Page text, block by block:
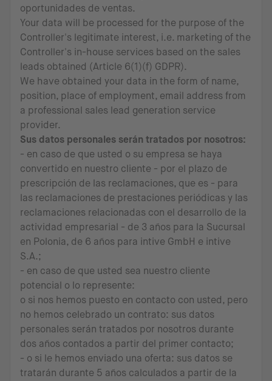
oportunidades de ventas.
Your data will be processed for the purpose of the
Controller's legitimate interest, i.e. marketing of the
Controller's in-house services based on the sales
leads obtained (Article 6(1)(f) GDPR).
We have obtained your data in the form of name,
position, place of employment, email address from
a professional sales lead generation service
provider.
Sus datos personales serán tratados por nosotros:
- en caso de que usted o su empresa se haya
convertido en nuestro cliente - por el plazo de
prescripción de las reclamaciones, que es - para
las reclamaciones de prestaciones periódicas y las
reclamaciones relacionadas con el desarrollo de la
actividad empresarial - de 3 años para la Sucursal
en Polonia, de 6 años para intive GmbH e intive
S.A.;
- en caso de que usted sea nuestro cliente
potencial o lo represente:
o si nos hemos puesto en contacto con usted, pero
no hemos celebrado un contrato: sus datos
personales serán tratados por nosotros durante
dos años contados a partir del primer contacto;
- o si le hemos enviado una oferta: sus datos se
tratarán durante 5 años calculados a partir de la